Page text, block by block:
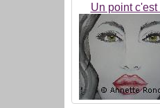
Un point c'est